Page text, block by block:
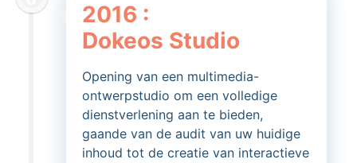
2016 :
Dokeos Studio
Opening van een multimedia-
ontwerpstudio om een volledige
dienstverlening aan te bieden,
gaande van de audit van uw huidige
inhoud tot de creatie van interactieve